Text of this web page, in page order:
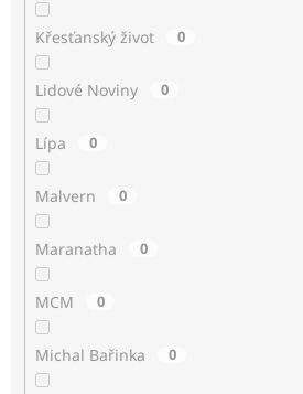
Křesťanský život 0
Lidové Noviny 0
Lípa 0
Malvern 0
Maranatha 0
MCM 0
Michal Bařinka 0